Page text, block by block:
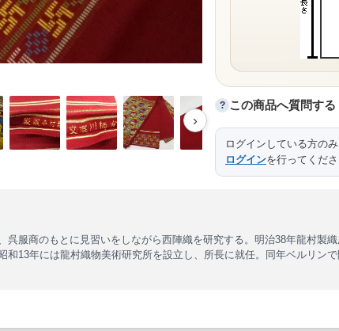
›
? この商品へ質問する
ログインしている方の
ログインを行ってくださ
服商のもとに見習いをしながら西陣織を研究する。明治38年龍村製
13年には龍村織物美術研究所を設立し、所長に就任。同年ベルリン